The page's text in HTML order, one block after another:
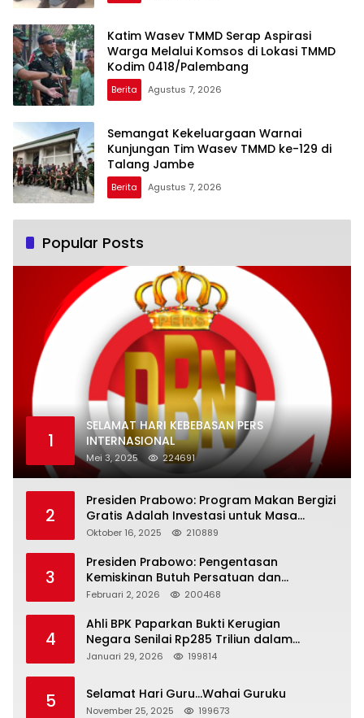
Katim Wasev TMMD Serap Aspirasi
Warga Melalui Komsos di Lokasi TMMD
Kodim 0418/Palembang
Berita Agustus 7, 2026
Semangat Kekeluargaan Warnai
Kunjungan Tim Wasev TMMD ke-129 di
Talang Jambe
Berita Agustus 7, 2026
Popular Posts
1
SELAMAT HARI KEBEBASAN PERS
INTERNASIONAL
Mei 3, 2025 224691
2
Presiden Prabowo: Program Makan Bergizi
Gratis Adalah Investasi untuk Masa
Depan Bangsa
Oktober 16, 2025 210889
3
Presiden Prabowo: Pengentasan
Kemiskinan Butuh Persatuan dan
Kepemimpinan yang Bertanggung Jawab
Februari 2, 2026 200468
4
Ahli BPK Paparkan Bukti Kerugian
Negara Senilai Rp285 Triliun dalam
Persidangan Korupsi PT Pertamina
Januari 29, 2026 199814
5 Selamat Hari Guru…Wahai Guruku
November 25, 2025 199673